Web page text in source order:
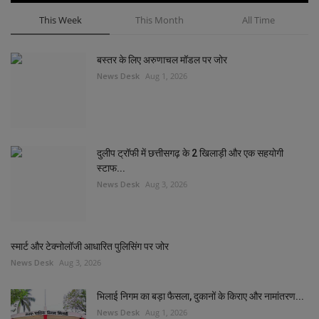
This Week This Month All Time
बस्तर के लिए अरुणाचल मॉडल पर जोर
News Desk Aug 1, 2026
दुलीप ट्रॉफी में छत्तीसगढ़ के 2 खिलाड़ी और एक सहयोगी
स्टाफ...
News Desk Aug 3, 2026
स्मार्ट और टेक्नोलॉजी आधारित पुलिसिंग पर जोर
News Desk Aug 3, 2026
भिलाई निगम का बड़ा फैसला, दुकानों के किराए और नामांतरण...
News Desk Aug 1, 2026